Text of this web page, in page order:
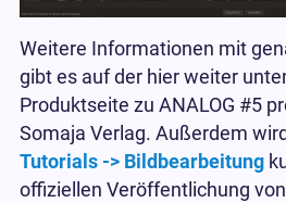
Weitere Informationen mit
gibt es auf der hier weiter
Produktseite zu ANALOG #5
Somaja Verlag. Außerdem
Tutorials -> Bildbearbeitung
offiziellen Veröffentlichung